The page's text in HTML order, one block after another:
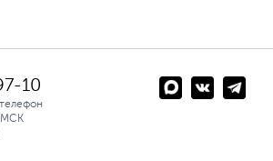
10
МСК